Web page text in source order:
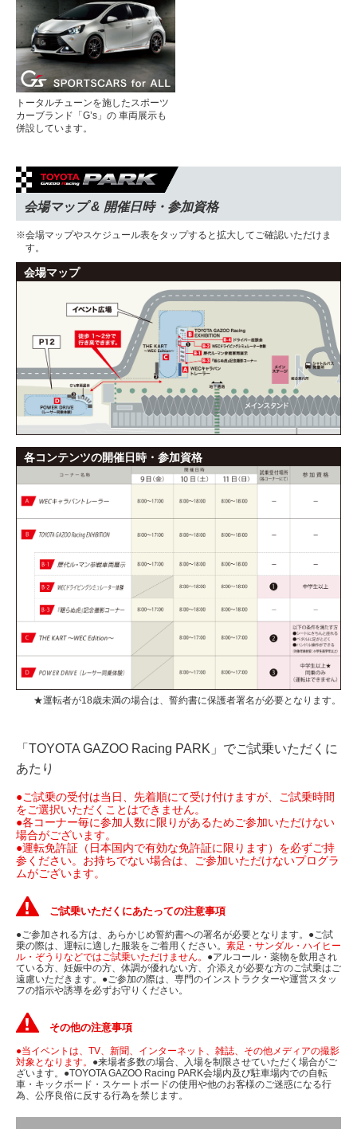
トータルチューンを施したスポーツ
カーブランド「G’s」の 車両展示も
併設しています。
会場マップ & 開催日時・参加資格
※会場マップやスケジュール表をタップすると拡大してご確認いただけま
す。
会場マップ
各コンテンツの開催日時・参加資格
★運転者が18歳未満の場合は、誓約書に保護者署名が必要となります。
「TOYOTA GAZOO Racing PARK」でご試乗いただくに
あたり
●ご試乗の受付は当日、先着順にて受け付けますが、ご試乗時間
をご選択いただくことはできません。
●各コーナー毎に参加人数に限りがあるためご参加いただけない
場合がございます。
●運転免許証（日本国内で有効な免許証に限ります）を必ずご持
参ください。お持ちでない場合は、ご参加いただけないプログラ
ムがございます。
ご試乗いただくにあたっての注意事項
●ご参加される方は、あらかじめ誓約書への署名が必要となります。●ご試
乗の際は、運転に適した服装をご着用ください。 素足・サンダル・ハイヒー
ル・ぞうりなどではご試乗いただけません。 ●アルコール・薬物を飲用され
ている方、妊娠中の方、体調が優れない方、介添えが必要な方のご試乗はご
遠慮いただきます。●ご参加の際は、専門のインストラクターや運営スタッ
フの指示や誘導を必ずお守りください。
その他の注意事項
●当イベントは、TV、新聞、インターネット、雑誌、その他メディアの撮影
対象となります。 ●来場者多数の場合、入場を制限させていただく場合がご
ざいます。●TOYOTA GAZOO Racing PARK会場内及び駐車場内での自転
車・キックボード・スケートボードの使用や他のお客様のご迷惑になる行
為、公序良俗に反する行為を禁じます。